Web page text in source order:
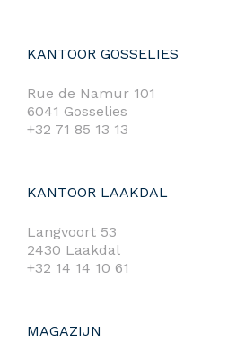
KANTOOR GOSSELIES
Rue de Namur 101
6041 Gosselies
+32 71 85 13 13
KANTOOR LAAKDAL
Langvoort 53
2430 Laakdal
+32 14 14 10 61
MAGAZIJN